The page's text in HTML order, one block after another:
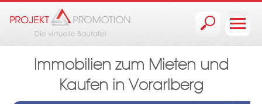
Immobilien zum Mieten und
Kaufen in Vorarlberg